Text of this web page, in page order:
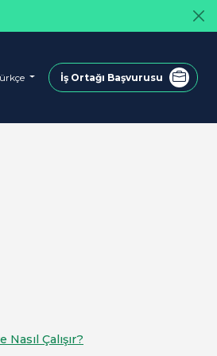
İş Ortağı Başvurusu
Nasıl Çalışır?